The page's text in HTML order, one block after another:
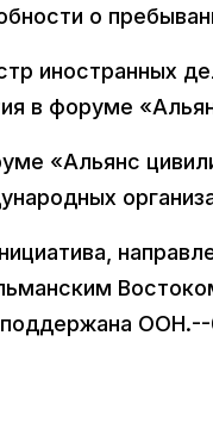
о
иностранных
в форуме
«Альянс